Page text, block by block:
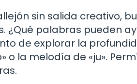
sin salida creativo,
¿Qué palabras pueden
de explorar la
o la melodía de «ju».